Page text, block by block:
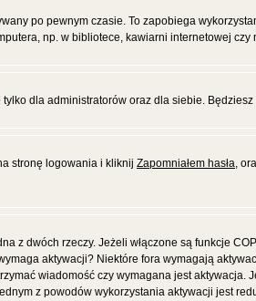
po pewnym czasie. To zapobiega
np. w bibliotece, kawiarni internetowej czy
dla administratorów oraz dla siebie.
stronę logowania i kliknij Zapomniałem hasła,
z dwóch rzeczy. Jeżeli włączone są funkcje
aktywacji? Niektóre fora wymagają
wiadomość czy wymagana jest aktywacja.
z powodów wykorzystania aktywacji jest